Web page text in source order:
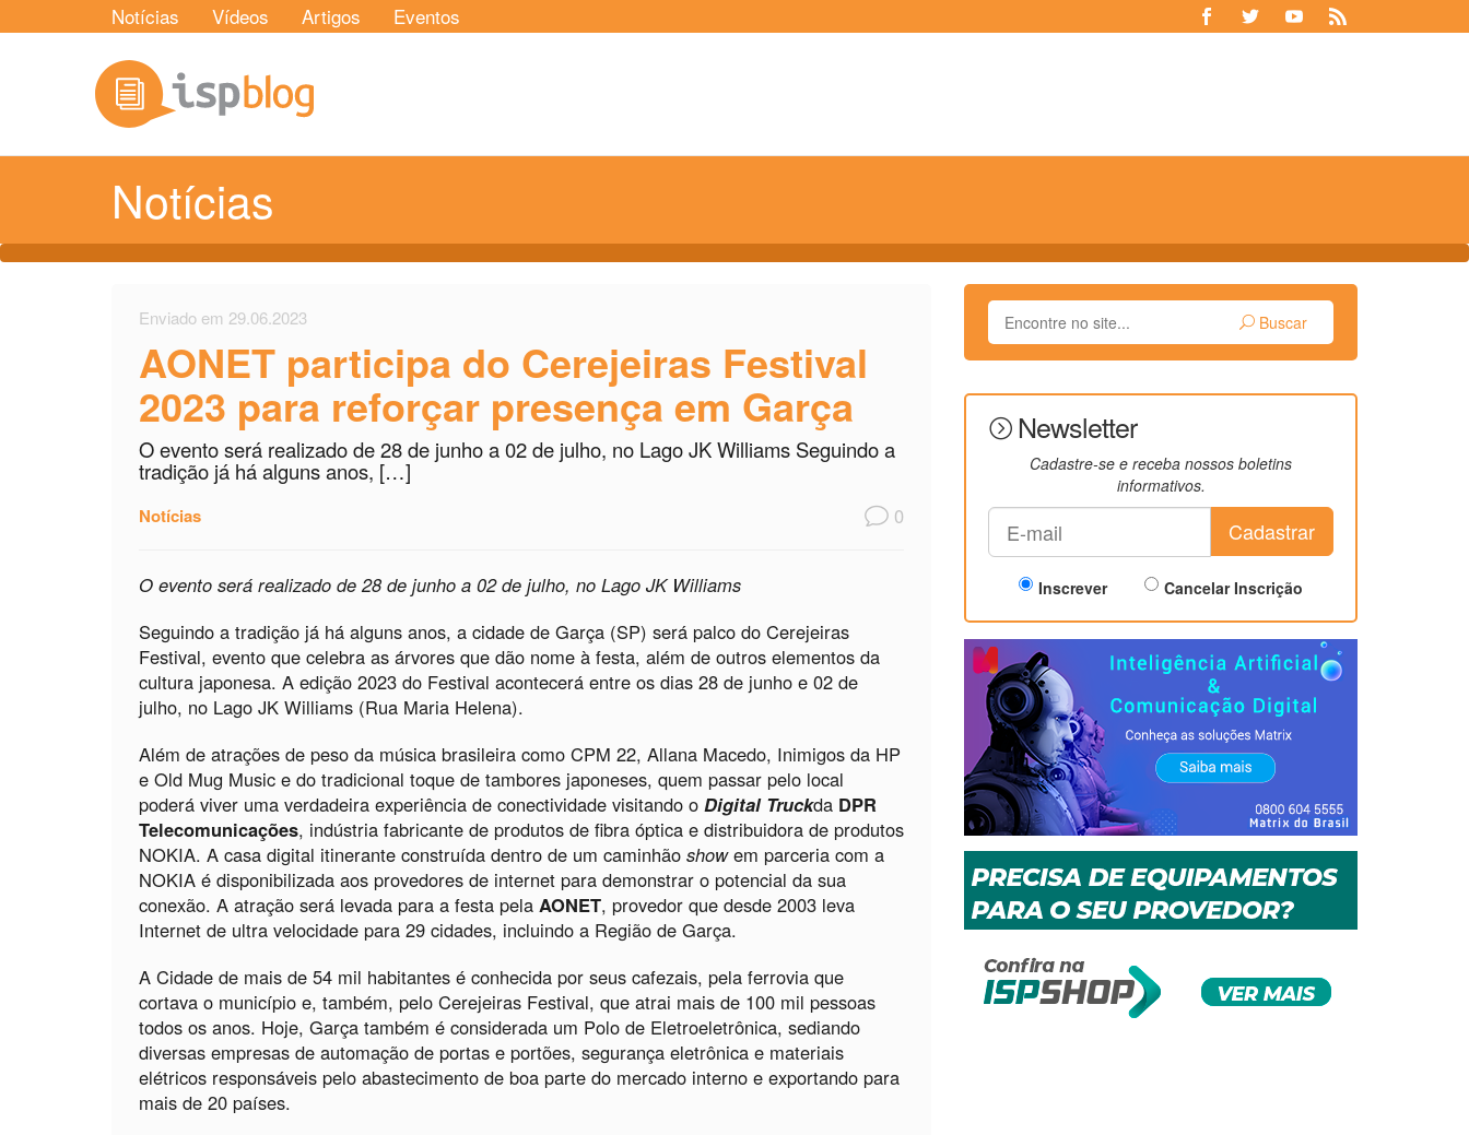
Notícias Vídeos Artigos Eventos
Notícias
Enviado em 29.06.2023
AONET participa do Cerejeiras Festival
2023 para reforçar presença em Garça
O evento será realizado de 28 de junho a 02 de julho, no Lago JK Williams Seguindo a
tradição já há alguns anos, […]
Notícias 0
O evento será realizado de 28 de junho a 02 de julho, no Lago JK Williams
Seguindo a tradição já há alguns anos, a cidade de Garça (SP) será palco do Cerejeiras
Festival, evento que celebra as árvores que dão nome à festa, além de outros elementos da
cultura japonesa. A edição 2023 do Festival acontecerá entre os dias 28 de junho e 02 de
julho, no Lago JK Williams (Rua Maria Helena).
Além de atrações de peso da música brasileira como CPM 22, Allana Macedo, Inimigos da HP
e Old Mug Music e do tradicional toque de tambores japoneses, quem passar pelo local
poderá viver uma verdadeira experiência de conectividade visitando o Digital Truckda DPR
Telecomunicações, indústria fabricante de produtos de fibra óptica e distribuidora de produtos
NOKIA. A casa digital itinerante construída dentro de um caminhão showem parceria com a
NOKIA é disponibilizada aos provedores de internet para demonstrar o potencial da sua
conexão. A atração será levada para a festa pela AONET, provedor que desde 2003 leva
Internet de ultra velocidade para 29 cidades, incluindo a Região de Garça.
A Cidade de mais de 54 mil habitantes é conhecida por seus cafezais, pela ferrovia que
cortava o município e, também, pelo Cerejeiras Festival, que atrai mais de 100 mil pessoas
todos os anos. Hoje, Garça também é considerada um Polo de Eletroeletrônica, sediando
diversas empresas de automação de portas e portões, segurança eletrônica e materiais
elétricos responsáveis pelo abastecimento de boa parte do mercado interno e exportando para
mais de 20 países.
Buscar
Newsletter
Cadastre-se e receba nossos boletins
informativos.
Cadastrar
Inscrever Cancelar Inscrição